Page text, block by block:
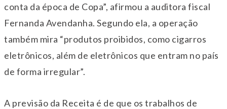
conta da época de Copa”, afirmou a auditora fiscal
Fernanda Avendanha. Segundo ela, a operação
também mira “produtos proibidos, como cigarros
eletrônicos, além de eletrônicos que entram no país
de forma irregular”.
A previsão da Receita é de que os trabalhos de